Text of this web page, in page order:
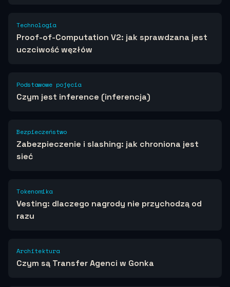
Technologia
Proof-of-Computation V2: jak sprawdzana jest
uczciwość węzłów
Podstawowe pojęcia
Czym jest inference (inferencja)
Bezpieczeństwo
Zabezpieczenie i slashing: jak chroniona jest
sieć
Tokenomika
Vesting: dlaczego nagrody nie przychodzą od
razu
Architektura
Czym są Transfer Agenci w Gonka